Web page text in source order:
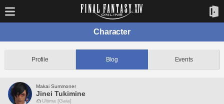
Character
Profile Blog Events
Makai Summoner
Jinei Tukimine
Ultima [Gaia]